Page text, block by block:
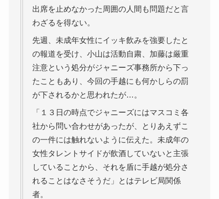
出席を止めなかった周囲の人間も問題だと言
わざるを得ない。
先週、未成年女性にイッキ飲みを強要したと
の報道を受け、小山は活動自粛、加藤は厳重
注意という処分がジャニーズ事務所から下っ
たこともあり、今回の手越にも何かしらの罰
が下されるかと思われたが…。
「１３日の時点でジャニーズにはマスコミ各
社から問い合わせがあったが、とりあえずこ
の一件には触れないように伝えた。未成年の
女性タレントサイドが飲酒していないと主張
していることから、それを盾に手越が処分さ
れることはなさそうだ」とはテレビ局関係
者。